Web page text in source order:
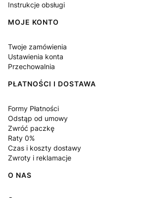
Instrukcje obsługi
MOJE KONTO
Twoje zamówienia
Ustawienia konta
Przechowalnia
PŁATNOŚCI I DOSTAWA
Formy Płatności
Odstąp od umowy
Zwróć paczkę
Raty 0%
Czas i koszty dostawy
Zwroty i reklamacje
O NAS